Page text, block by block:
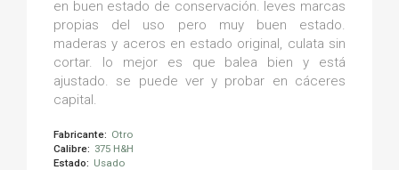
en buen estado de conservación. leves marcas
propias del uso pero muy buen estado.
maderas y aceros en estado original, culata sin
cortar. lo mejor es que balea bien y está
ajustado. se puede ver y probar en cáceres
capital.
Fabricante: Otro
Calibre: 375 H&H
Estado: Usado